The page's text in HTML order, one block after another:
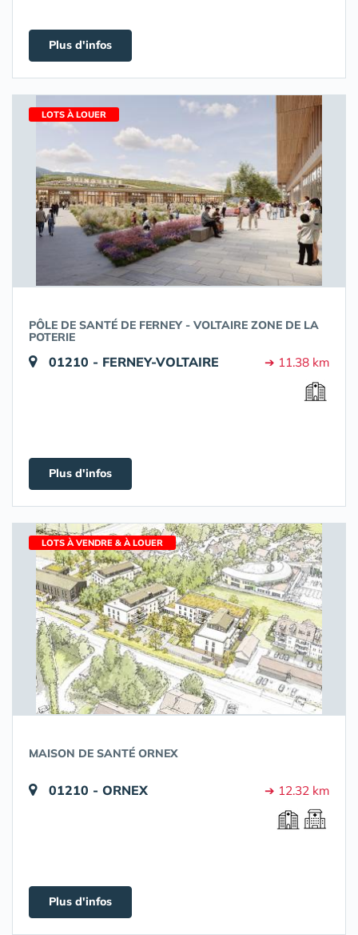
Plus d'infos
LOTS À LOUER
PÔLE DE SANTÉ DE FERNEY - VOLTAIRE ZONE DE LA
POTERIE
01210 - FERNEY-VOLTAIRE ➔ 11.38 km
Plus d'infos
LOTS À VENDRE & À LOUER
MAISON DE SANTÉ ORNEX
01210 - ORNEX ➔ 12.32 km
Plus d'infos